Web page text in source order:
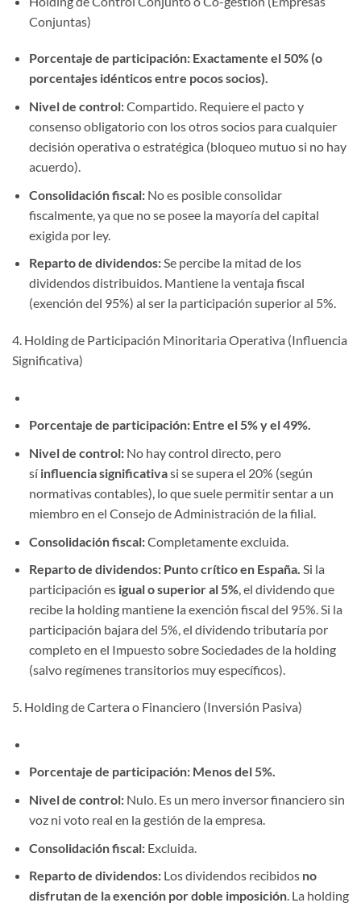
Conjuntas)
Porcentaje de participación: Exactamente el 50% (o
porcentajes idénticos entre pocos socios).
Nivel de control:Compartido. Requiere el pacto y
consenso obligatorio con los otros socios para cualquier
decisión operativa o estratégica (bloqueo mutuo si no hay
acuerdo).
Consolidación fiscal:No es posible consolidar
fiscalmente, ya que no se posee la mayoría del capital
exigida por ley.
Reparto de dividendos:Se percibe la mitad de los
dividendos distribuidos. Mantiene la ventaja fiscal
(exención del 95%) al ser la participación superior al 5%.
4. Holding de Participación Minoritaria Operativa (Influencia
Significativa)
Porcentaje de participación: Entre el 5% y el 49%.
Nivel de control:No hay control directo, pero
sí influencia significativasi se supera el 20% (según
normativas contables), lo que suele permitir sentar a un
miembro en el Consejo de Administración de la filial.
Consolidación fiscal:Completamente excluida.
Reparto de dividendos: Punto crítico en España. Si la
participación es igual o superior al 5%, el dividendo que
recibe la holding mantiene la exención fiscal del 95%. Si la
participación bajara del 5%, el dividendo tributaría por
completo en el Impuesto sobre Sociedades de la holding
(salvo regímenes transitorios muy específicos).
5. Holding de Cartera o Financiero (Inversión Pasiva)
Porcentaje de participación: Menos del 5%.
Nivel de control:Nulo. Es un mero inversor financiero sin
voz ni voto real en la gestión de la empresa.
Consolidación fiscal:Excluida.
Reparto de dividendos:Los dividendos recibidos no
disfrutan de la exención por doble imposición. La holding